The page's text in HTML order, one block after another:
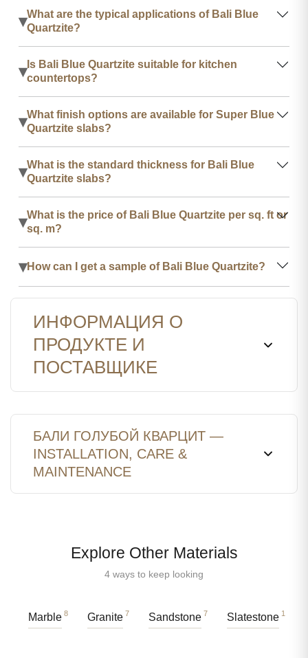
▾What are the typical applications of Bali Blue
Quartzite?
▾ Is Bali Blue Quartzite suitable for kitchen
countertops?
▾What finish options are available for Super Blue
Quartzite slabs?
▾What is the standard thickness for Bali Blue
Quartzite slabs?
▾What is the price of Bali Blue Quartzite per sq. ft or
sq. m?
▾How can I get a sample of Bali Blue Quartzite?
ИНФОРМАЦИЯ О
ПРОДУКТЕ И
ПОСТАВЩИКЕ
БАЛИ ГОЛУБОЙ КВАРЦИТ —
INSTALLATION, CARE &
MAINTENANCE
Explore Other Materials
4 ways to keep looking
Marble 8 Granite 7 Sandstone 7 Slatestone 1